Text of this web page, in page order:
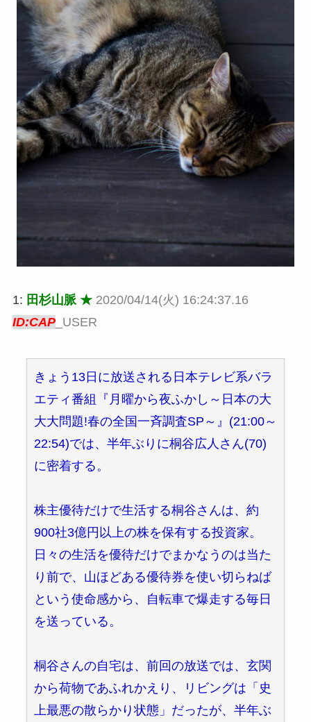
1: 田杉山脈 ★ 2020/04/14(火) 16:24:37.16
ID:CAP_USER
きょう13日に放送される日本テレビ系バラ
エティ番組『月曜から夜ふかし～日本の大
大大問題!春の全国一斉調査SP～』(21:00～
22:54)では、半年ぶりに桐谷広人さん(70)
に密着する。
株主優待だけで生活する桐谷さんは、約
900社3億円以上の株を保有する投資家。
日々の生活を優待だけでまかなうのは当た
り前で、山ほどある優待券を使い切らねば
という使命感から、自転車で爆走する毎日
を送っている。
桐谷さんの自宅は、前回の放送では、玄関
から荷物であふれかえり、リビングは「史
上最悪の散らかり状態」だったが、半年ぶ